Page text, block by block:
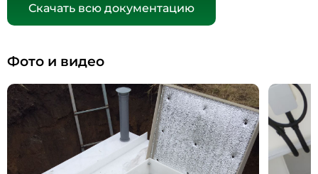
Скачать всю документацию
Фото и видео